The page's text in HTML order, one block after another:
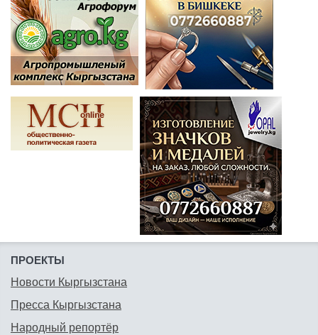
ПРОЕКТЫ
Новости Кыргызстана
Пресса Кыргызстана
Народный репортёр